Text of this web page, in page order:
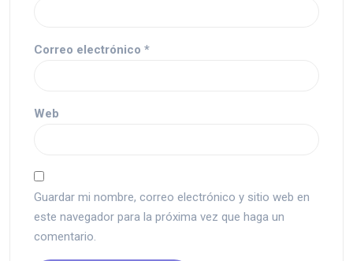
Correo electrónico *
Web
Guardar mi nombre, correo electrónico y sitio web en
este navegador para la próxima vez que haga un
comentario.